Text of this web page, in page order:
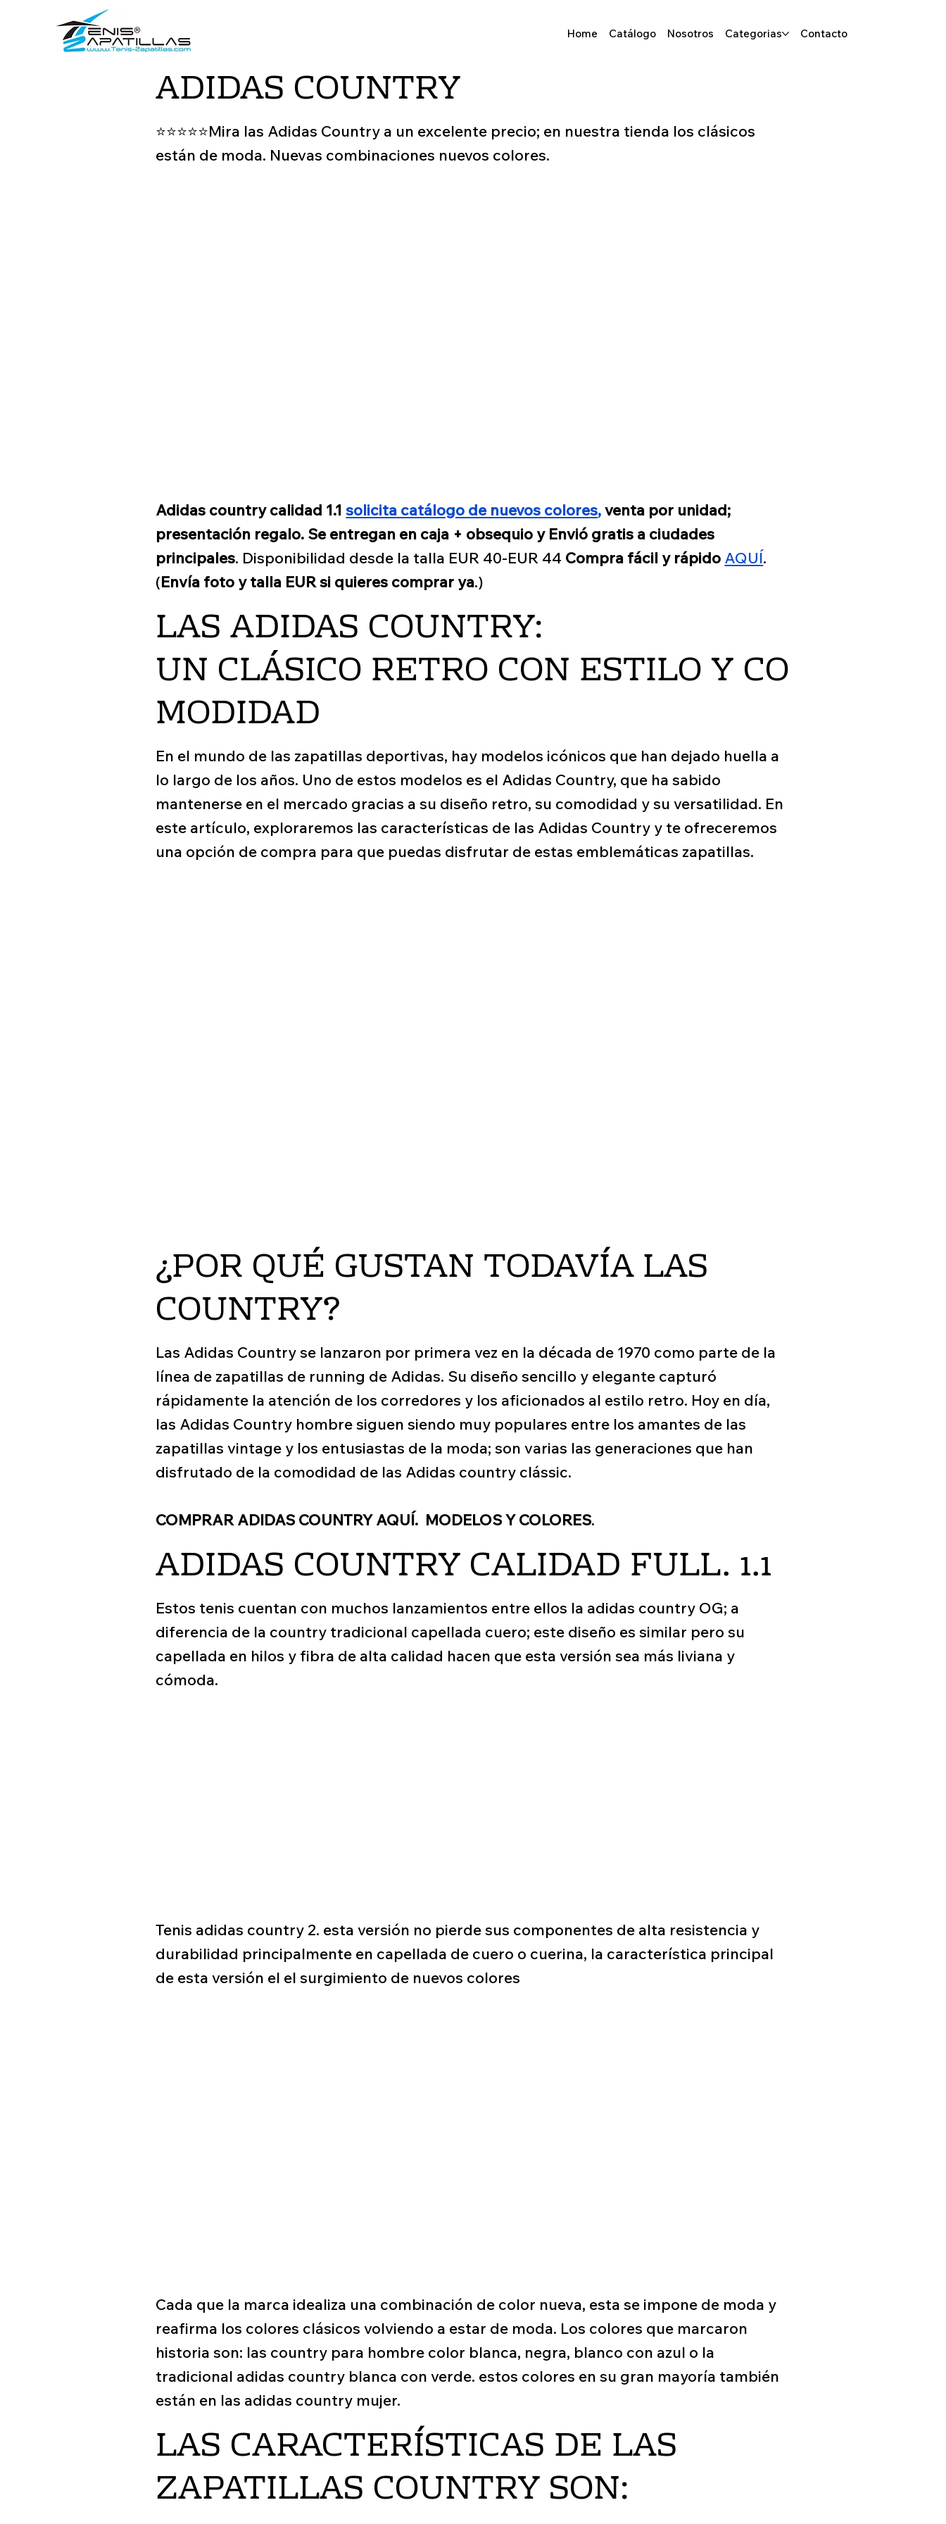
Home Catálogo Nosotros Categorias Contacto
ADIDAS COUNTRY
⭐️⭐️⭐️⭐️⭐️Mira las Adidas Country a un excelente precio; en nuestra tienda los clásicos
están de moda. Nuevas combinaciones nuevos colores.
Adidas country calidad 1.1solicita catálogo de nuevos colores,venta por unidad;
presentación regalo. Se entregan en caja + obsequio y Envió gratis a ciudades
principales. Disponibilidad desde la talla EUR 40-EUR 44 Compra fácil y rápido AQUÍ.
(Envía foto y talla EUR si quieres comprar ya.)
LAS CARACTERÍSTICAS DE LAS
ZAPATILLAS COUNTRY SON:
ADIDAS COUNTRY CALIDAD FULL. 1.1
Estos tenis cuentan con muchos lanzamientos entre ellos la adidas country OG; a
diferencia de la country tradicional capellada cuero; este diseño es similar pero su
capellada en hilos y fibra de alta calidad hacen que esta versión sea más liviana y
cómoda.
Tenis adidas country 2. esta versión no pierde sus componentes de alta resistencia y
durabilidad principalmente en capellada de cuero o cuerina, la característica principal
de esta versión el el surgimiento de nuevos colores
Cada que la marca idealiza una combinación de color nueva, esta se impone de moda y
reafirma los colores clásicos volviendo a estar de moda. Los colores que marcaron
historia son: las country para hombre color blanca, negra, blanco con azul o la
tradicional adidas country blanca con verde. estos colores en su gran mayoría también
están en las adidas country mujer.
LAS ADIDAS COUNTRY:
UN CLÁSICO RETRO CON ESTILO Y CO
MODIDAD
En el mundo de las zapatillas deportivas, hay modelos icónicos que han dejado huella a
lo largo de los años. Uno de estos modelos es el Adidas Country, que ha sabido
mantenerse en el mercado gracias a su diseño retro, su comodidad y su versatilidad. En
este artículo, exploraremos las características de las Adidas Country y te ofreceremos
una opción de compra para que puedas disfrutar de estas emblemáticas zapatillas.
¿POR QUÉ GUSTAN TODAVÍA LAS
COUNTRY?
Las Adidas Country se lanzaron por primera vez en la década de 1970 como parte de la
línea de zapatillas de running de Adidas. Su diseño sencillo y elegante capturó
rápidamente la atención de los corredores y los aficionados al estilo retro. Hoy en día,
las Adidas Country hombre siguen siendo muy populares entre los amantes de las
zapatillas vintage y los entusiastas de la moda; son varias las generaciones que han
disfrutado de la comodidad de las Adidas country clássic.
COMPRAR ADIDAS COUNTRY AQUÍ. MODELOS Y COLORES.